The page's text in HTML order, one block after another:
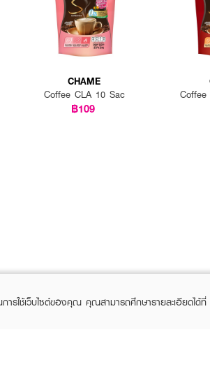
CHAME
Coffee CLA 10 Sac
฿109
ารใช้เว็บไซต์ของคุณ คุณสามารถศึกษารายละเอียดได้ที่